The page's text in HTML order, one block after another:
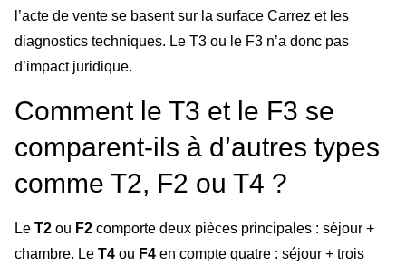
l’acte de vente se basent sur la surface Carrez et les
diagnostics techniques. Le T3 ou le F3 n’a donc pas
d’impact juridique.
Comment le T3 et le F3 se
comparent-ils à d’autres types
comme T2, F2 ou T4 ?
Le T2 ou F2 comporte deux pièces principales : séjour +
chambre. Le T4 ou F4 en compte quatre : séjour + trois